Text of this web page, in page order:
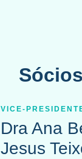
VICE-
Dra Ana
Jesus